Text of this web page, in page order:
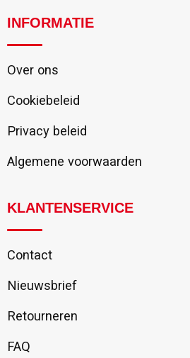
INFORMATIE
Over ons
Cookiebeleid
Privacy beleid
Algemene voorwaarden
KLANTENSERVICE
Contact
Nieuwsbrief
Retourneren
FAQ